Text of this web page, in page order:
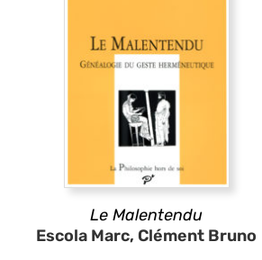
Le Malentendu
Escola Marc, Clément Bruno